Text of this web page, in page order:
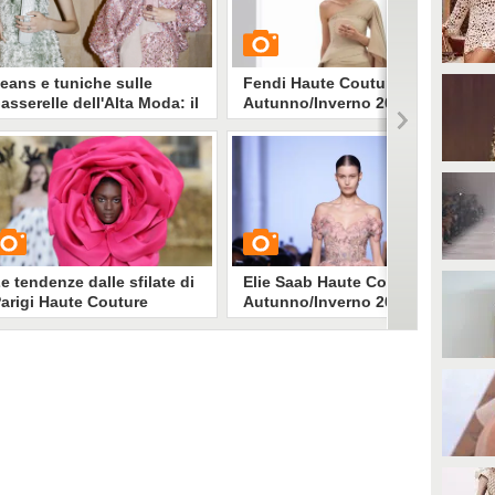
e tuniche sulle
dell'Alta Moda: il
sussurrato ha ucciso
Couture?
a cristalli e abiti gioiello:
jeans, ballerine e vestiti tunica
sfilano alla Settimana dell'Alta
Moda di Parigi. E' la fine della
da fiaba?
tendenze dalle sfilate di
Haute Couture
Inverno 23-24
Fendi Haute Couture
Autunno/Inverno 2023-2024
2366 • diStile e trend
Elie Saab Haute Couture
Autunno/Inverno 2023-2024